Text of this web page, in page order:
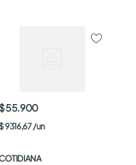
$ 55.900
9316,67/un